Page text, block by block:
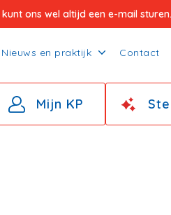
ons wel altijd een e-mail sturen.
Nieuws en praktijk Contact
Mijn KP